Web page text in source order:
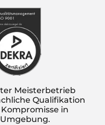
Meisterbetrieb
Qualifikation
in